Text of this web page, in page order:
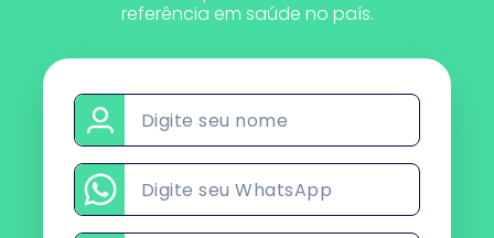
referência em saúde no país.